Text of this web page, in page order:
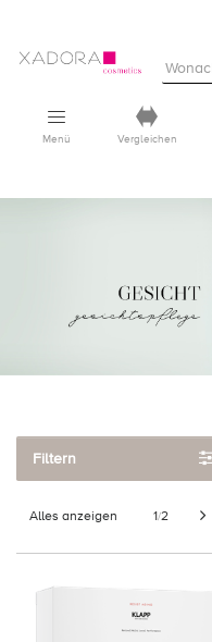
Menü Vergleichen
Filtern
Alles anzeigen 1/2